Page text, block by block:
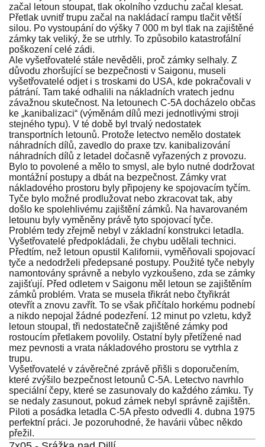
začal letoun stoupat, tlak okolního vzduchu začal klesat.
Přetlak uvnitř trupu začal na nakládací rampu tlačit větší
silou. Po vystoupání do výšky 7 000 m byl tlak na zajištěné
zámky tak veliký, že se utrhly. To způsobilo katastrofální
poškození celé zádi.
Ale vyšetřovatelé stále nevěděli, proč zámky selhaly. Z
důvodu zhoršující se bezpečnosti v Saigonu, museli
vyšetřovatelé odjet i s troskami do USA, kde pokračovali v
pátrání. Tam také odhalili na nákladních vratech jednu
závažnou skutečnost. Na letounech C-5A docházelo občas
ke „kanibalizaci“ (výměnám dílů mezi jednotlivými stroji
stejného typu). V té době byl trvalý nedostatek
transportních letounů. Protože letectvo nemělo dostatek
náhradních dílů, zavedlo do praxe tzv. kanibalizování
náhradních dílů z letadel dočasně vyřazených z provozu.
Bylo to povolené a mělo to smysl, ale bylo nutné dodržovat
montážní postupy a dbát na bezpečnost. Zámky vrat
nákladového prostoru byly připojeny ke spojovacím tyčím.
Tyče bylo možné prodlužovat nebo zkracovat tak, aby
došlo ke spolehlivému zajištění zámků. Na havarovaném
letounu byly vyměněny právě tyto spojovací tyče.
Problém tedy zřejmě nebyl v základní konstrukci letadla.
Vyšetřovatelé předpokládali, že chybu udělali technici.
Předtím, než letoun opustil Kalifornii, vyměňovali spojovací
tyče a nedodrželi předepsané postupy. Použité tyče nebyly
namontovány správně a nebylo vyzkoušeno, zda se zámky
zajišťují. Před odletem v Saigonu měl letoun se zajištěním
zámků problém. Vrata se musela třikrát nebo čtyřikrát
otevřít a znovu zavřít. To se však přičítalo horkému podnebí
a nikdo nepojal žádné podezření. 12 minut po vzletu, když
letoun stoupal, tři nedostatečně zajištěné zámky pod
rostoucím přetlakem povolily. Ostatní byly přetížené nad
mez pevnosti a vrata nákladového prostoru se vytrhla z
trupu.
Vyšetřovatelé v závěrečné zprávě přišli s doporučením,
které zvýšilo bezpečnost letounů C-5A. Letectvo navrhlo
speciální čepy, které se zasunovaly do každého zámku. Ty
se nedaly zasunout, pokud zámek nebyl správně zajištěn.
Piloti a posádka letadla C-5A přesto odvedli 4. dubna 1975
perfektní práci. Je pozoruhodné, že havárii vůbec někdo
přežil.